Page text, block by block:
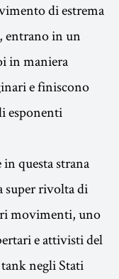
di estrema
entrano in un
in maniera
e finiscono
esponenti
questa strana
super rivolta di
movimenti, uno
e attivisti del
negli Stati